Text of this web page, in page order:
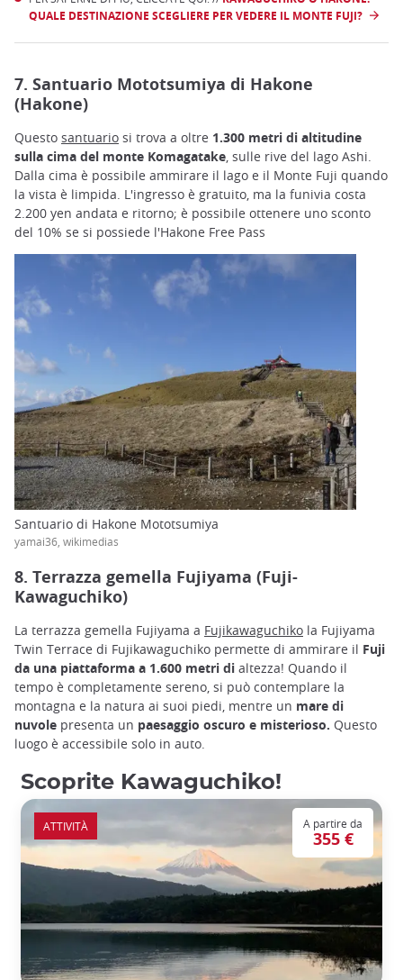
QUALE DESTINAZIONE SCEGLIERE PER VEDERE IL MONTE FUJI?
7. Santuario Mototsumiya di Hakone
(Hakone)
Questo santuario si trova a oltre 1.300 metri di altitudine
sulla cima del monte Komagatake, sulle rive del lago Ashi.
Dalla cima è possibile ammirare il lago e il Monte Fuji quando
la vista è limpida. L'ingresso è gratuito, ma la funivia costa
2.200 yen andata e ritorno; è possibile ottenere uno sconto
del 10% se si possiede l'Hakone Free Pass
Santuario di Hakone Mototsumiya
yamai36, wikimedias
8. Terrazza gemella Fujiyama (Fuji-
Kawaguchiko)
La terrazza gemella Fujiyama a Fujikawaguchiko la Fujiyama
Twin Terrace di Fujikawaguchiko permette di ammirare il Fuji
da una piattaforma a 1.600 metri di altezza! Quando il
tempo è completamente sereno, si può contemplare la
montagna e la natura ai suoi piedi, mentre un mare di
nuvole presenta un paesaggio oscuro e misterioso. Questo
luogo è accessibile solo in auto.
Scoprite Kawaguchiko!
A partire da
355 €
ATTIVITÀ